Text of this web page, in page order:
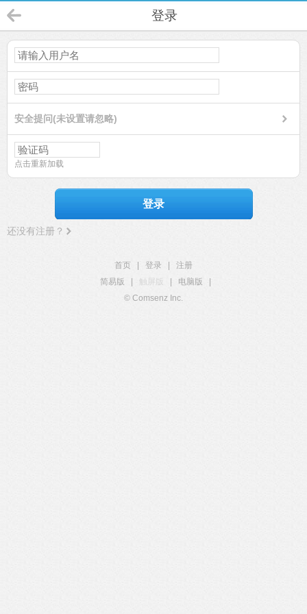
登录
安全提问(未设置请忽略)
点击重新加载
登录
还没有注册？
首页 登录
注册
简易版
触屏版 电脑版
© Comsenz Inc.